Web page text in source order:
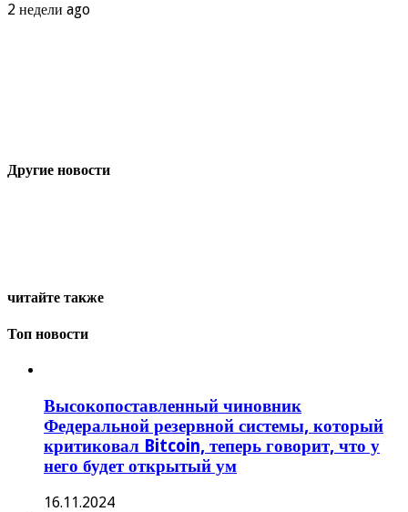
2 недели ago
Другие новости
читайте также
Топ новости
Высокопоставленный чиновник
Федеральной резервной системы, который
критиковал Bitcoin, теперь говорит, что у
него будет открытый ум
16.11.2024